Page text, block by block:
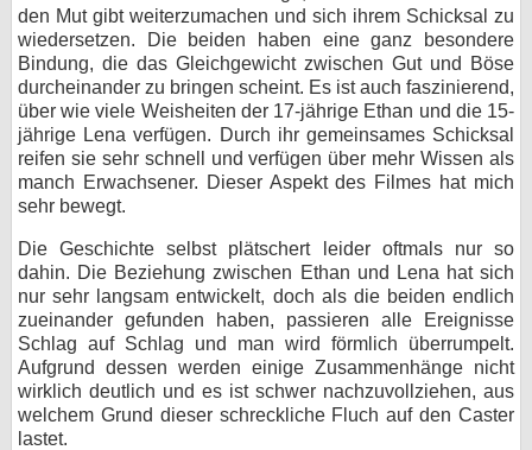
den Mut gibt weiterzumachen und sich ihrem Schicksal zu
wiedersetzen. Die beiden haben eine ganz besondere
Bindung, die das Gleichgewicht zwischen Gut und Böse
durcheinander zu bringen scheint. Es ist auch faszinierend,
über wie viele Weisheiten der 17-jährige Ethan und die 15-
jährige Lena verfügen. Durch ihr gemeinsames Schicksal
reifen sie sehr schnell und verfügen über mehr Wissen als
manch Erwachsener. Dieser Aspekt des Filmes hat mich
sehr bewegt.
Die Geschichte selbst plätschert leider oftmals nur so
dahin. Die Beziehung zwischen Ethan und Lena hat sich
nur sehr langsam entwickelt, doch als die beiden endlich
zueinander gefunden haben, passieren alle Ereignisse
Schlag auf Schlag und man wird förmlich überrumpelt.
Aufgrund dessen werden einige Zusammenhänge nicht
wirklich deutlich und es ist schwer nachzuvollziehen, aus
welchem Grund dieser schreckliche Fluch auf den Caster
lastet.